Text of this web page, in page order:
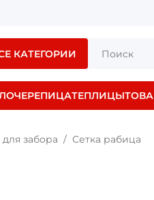
КАТЕГОРИИ
ТЕПЛИЦЫ
забора Сетка рабица